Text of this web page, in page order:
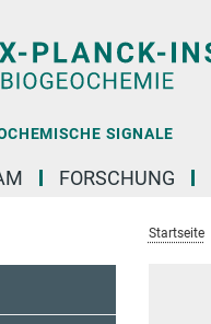
SIGNALE
FORSCHUNG
Startseite